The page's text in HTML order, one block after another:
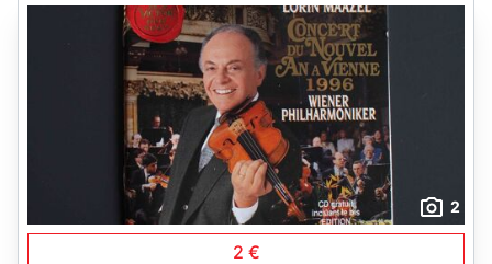
2
2 €